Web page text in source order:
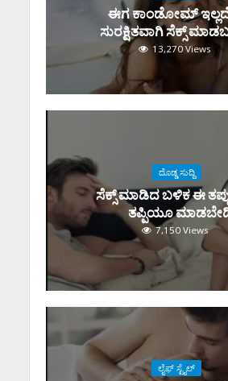
ಈಗ ಕಾಂಡೋಮ್‌
ಸುರಕ್ಷಿತವಾಗಿ ಸೆಕ್ಸ್‌
13,270 Views
ದೊಡ್ಡ ಸುದ್ದಿ
ಸೆಕ್ಸ್‌ ಮಾಡಿದ ಬಳಿಕ ಈ
ತಪ್ಪಿಯೂ
7,150 Views
ಲೈಫ್ ಸ್ಟೈಲ್